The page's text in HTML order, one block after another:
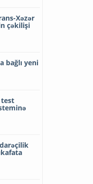
Xəzər
çəkilişi
bağlı yeni
test